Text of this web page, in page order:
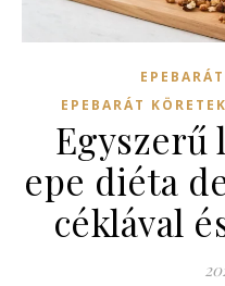
EPEBARÁT
Egyszerű
epe diéta
céklával